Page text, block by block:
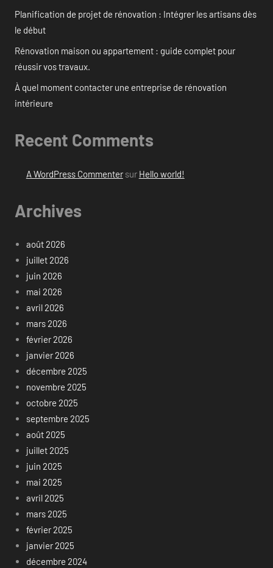
Planification de projet de rénovation : Intégrer les artisans dès
le début
Rénovation maison ou appartement : guide complet pour
réussir vos travaux.
À quel moment contacter une entreprise de rénovation
intérieure
Recent Comments
A WordPress Commentersur Hello world!
Archives
août 2026
juillet 2026
juin 2026
mai 2026
avril 2026
mars 2026
février 2026
janvier 2026
décembre 2025
novembre 2025
octobre 2025
septembre 2025
août 2025
juillet 2025
juin 2025
mai 2025
avril 2025
mars 2025
février 2025
janvier 2025
décembre 2024